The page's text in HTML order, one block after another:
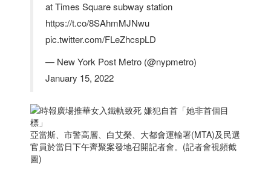
at Times Square subway station
https://t.co/8SAhmMJNwu
pic.twitter.com/FLeZhcspLD
— New York Post Metro (@nypmetro)
January 15, 2022
亞當斯、市警高層、白艾榮、大都會運輸署(MTA)及民選
官員於當日下午齊聚案發地召開記者會。(記者會視頻截
圖)